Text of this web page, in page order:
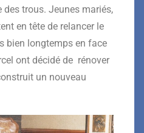
des trous. Jeunes mariés,
en tête de relancer le
bien longtemps en face
ont décidé de rénover
un nouveau